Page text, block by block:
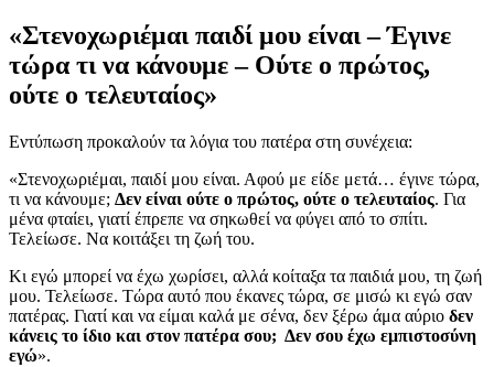
«Στενοχωριέμαι παιδί μου είναι – Έγινε
τώρα τι να κάνουμε – Ούτε ο πρώτος,
ούτε ο τελευταίος»
Εντύπωση προκαλούν τα λόγια του πατέρα στη συνέχεια:
«Στενοχωριέμαι, παιδί μου είναι. Αφού με είδε μετά… έγινε τώρα,
τι να κάνουμε; Δεν είναι ούτε ο πρώτος, ούτε ο τελευταίος. Για
μένα φταίει, γιατί έπρεπε να σηκωθεί να φύγει από το σπίτι.
Τελείωσε. Να κοιτάξει τη ζωή του.
Κι εγώ μπορεί να έχω χωρίσει, αλλά κοίταξα τα παιδιά μου, τη ζωή
μου. Τελείωσε. Τώρα αυτό που έκανες τώρα, σε μισώ κι εγώ σαν
πατέρας. Γιατί και να είμαι καλά με σένα, δεν ξέρω άμα αύριο δεν
κάνεις το ίδιο και στον πατέρα σου; Δεν σου έχω εμπιστοσύνη
εγώ».